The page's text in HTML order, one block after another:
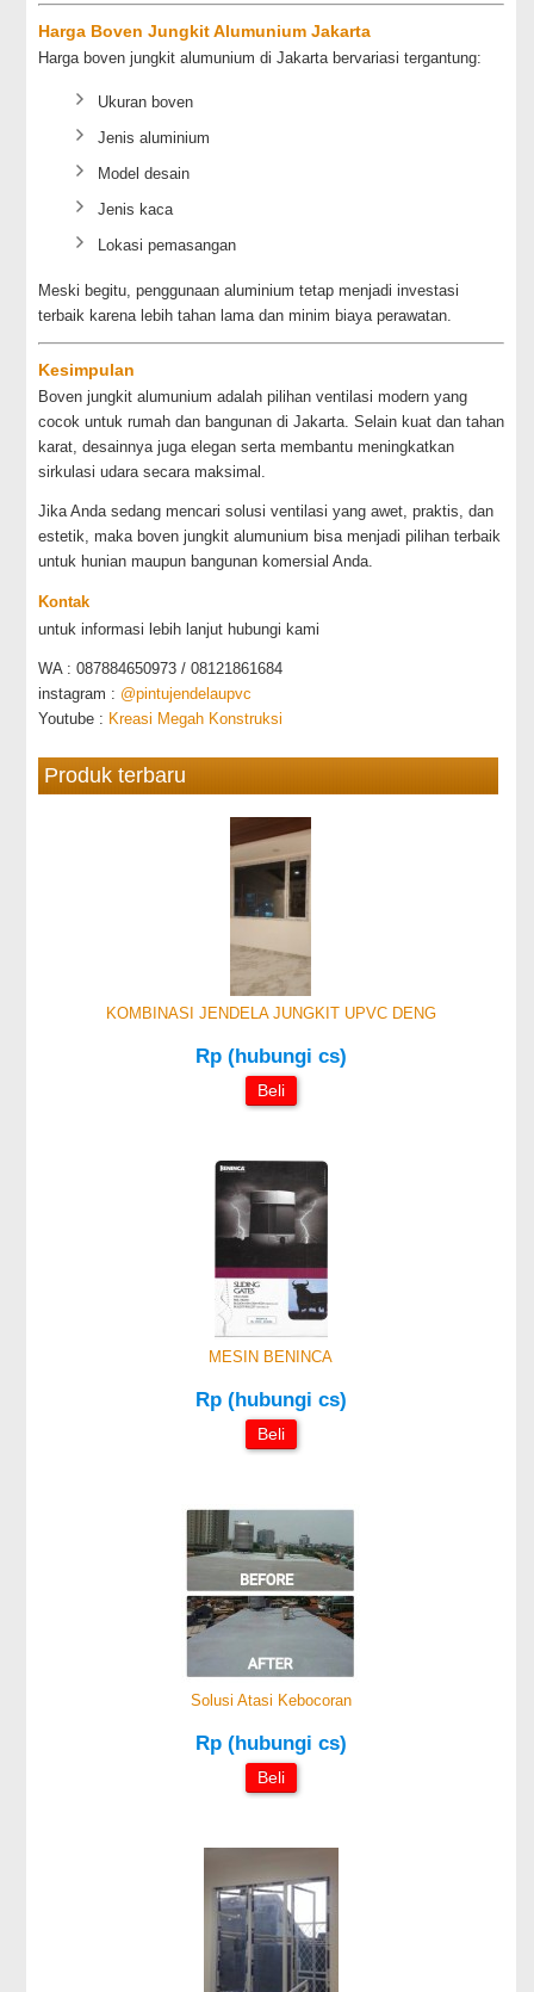
Harga Boven Jungkit Alumunium Jakarta
Harga boven jungkit alumunium di Jakarta bervariasi tergantung:
Ukuran boven
Jenis aluminium
Model desain
Jenis kaca
Lokasi pemasangan
Meski begitu, penggunaan aluminium tetap menjadi investasi
terbaik karena lebih tahan lama dan minim biaya perawatan.
Kesimpulan
Boven jungkit alumunium adalah pilihan ventilasi modern yang
cocok untuk rumah dan bangunan di Jakarta. Selain kuat dan tahan
karat, desainnya juga elegan serta membantu meningkatkan
sirkulasi udara secara maksimal.
Jika Anda sedang mencari solusi ventilasi yang awet, praktis, dan
estetik, maka boven jungkit alumunium bisa menjadi pilihan terbaik
untuk hunian maupun bangunan komersial Anda.
Kontak
untuk informasi lebih lanjut hubungi kami
WA : 087884650973 / 08121861684
instagram : @pintujendelaupvc
Youtube : Kreasi Megah Konstruksi
Produk terbaru
KOMBINASI JENDELA JUNGKIT UPVC DENG
Rp (hubungi cs)
Beli
MESIN BENINCA
Rp (hubungi cs)
Beli
Solusi Atasi Kebocoran
Rp (hubungi cs)
Beli